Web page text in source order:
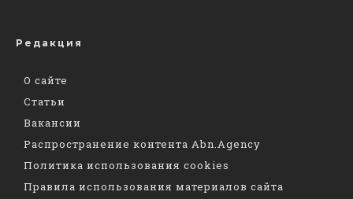
Редакция
О сайте
Статьи
Вакансии
Распространение контента Abn.Agency
Политика использования cookies
Правила использования материалов сайта